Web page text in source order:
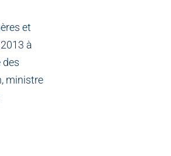
et
à
des
ministre